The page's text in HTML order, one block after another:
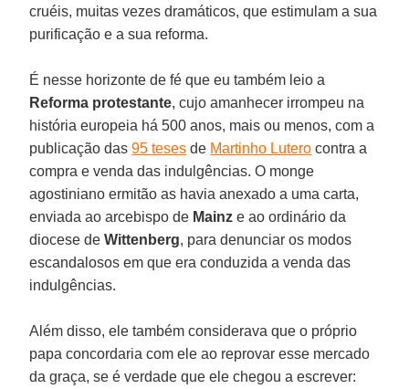
cruéis, muitas vezes dramáticos, que estimulam a sua
purificação e a sua reforma.
É nesse horizonte de fé que eu também leio a
Reforma protestante, cujo amanhecer irrompeu na
história europeia há 500 anos, mais ou menos, com a
publicação das95 teses de Martinho Lutero contra a
compra e venda das indulgências. O monge
agostiniano ermitão as havia anexado a uma carta,
enviada ao arcebispo de Mainz e ao ordinário da
diocese deWittenberg, para denunciar os modos
escandalosos em que era conduzida a venda das
indulgências.
Além disso, ele também considerava que o próprio
papa concordaria com ele ao reprovar esse mercado
da graça, se é verdade que ele chegou a escrever: